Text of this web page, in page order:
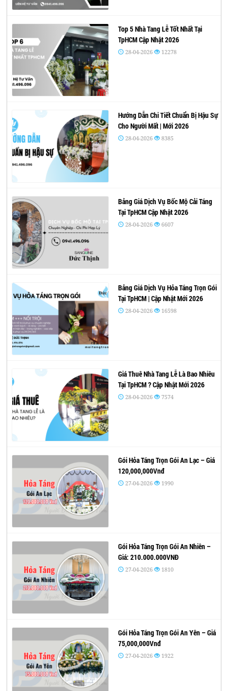
Top 5 Nhà Tang Lễ Tốt Nhất Tại
TpHCM Cập Nhật 2026
28-04-2026 12278
Hướng Dẫn Chi Tiết Chuẩn Bị Hậu Sự
Cho Người Mất | Mới 2026
28-04-2026 8385
Bảng Giá Dịch Vụ Bốc Mộ Cải Táng
Tại TpHCM Cập Nhật 2026
28-04-2026 6607
Bảng Giá Dịch Vụ Hỏa Táng Trọn Gói
Tại TpHCM | Cập Nhật Mới 2026
28-04-2026 16598
Giá Thuê Nhà Tang Lễ Là Bao Nhiêu
Tại TpHCM ? Cập Nhật Mới 2026
28-04-2026 7574
Gói Hỏa Táng Trọn Gói An Lạc – Giá
120,000,000Vnđ
27-04-2026 1990
Gói Hỏa Táng Trọn Gói An Nhiên –
Giá: 210.000.000VNĐ
27-04-2026 1810
Gói Hỏa Táng Trọn Gói An Yên – Giá
75,000,000Vnđ
27-04-2026 1922